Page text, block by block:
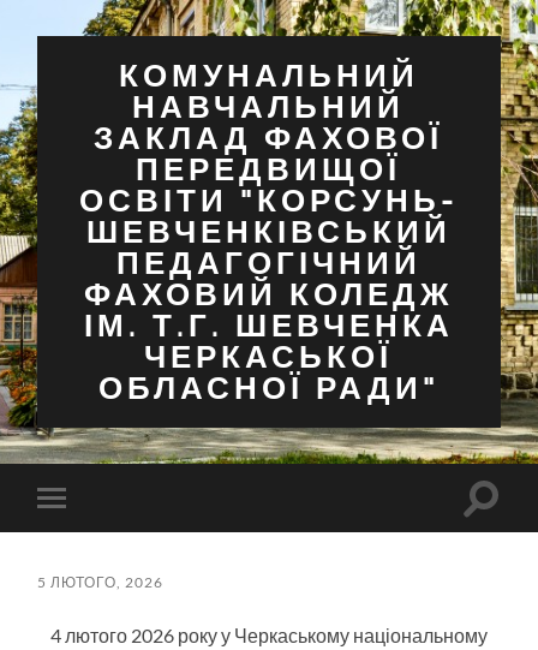
КОМУНАЛЬНИЙ
НАВЧАЛЬНИЙ
ЗАКЛАД ФАХОВОЇ
ПЕРЕДВИЩОЇ
ОСВІТИ "КОРСУНЬ-
ШЕВЧЕНКІВСЬКИЙ
ПЕДАГОГІЧНИЙ
ФАХОВИЙ КОЛЕДЖ
ІМ. Т.Г. ШЕВЧЕНКА
ЧЕРКАСЬКОЇ
ОБЛАСНОЇ РАДИ"
Перемкнути
мобільне
5 ЛЮТОГО, 2026
4 лютого 2026 року у Черкаському національному